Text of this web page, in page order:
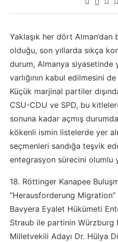
Yaklaşık her dört
olduğu, son yıllarda sıkça
durum, Almanya siyasetinde
varlığının kabul edilmesini
Küçük marjinal partiler
CSU-CDU ve SPD, bu
sonuna kadar açmış
kökenli ismin listelerde yer
seçmenleri sandığa teşvik
entegrasyon sürecini olumlu
18. Röttinger Kanapee
“Herausforderung Migration”
Bavyera Eyalet Hükümeti
Straub ile partinin Würzburg
Milletvekili Adayı Dr. Hülya